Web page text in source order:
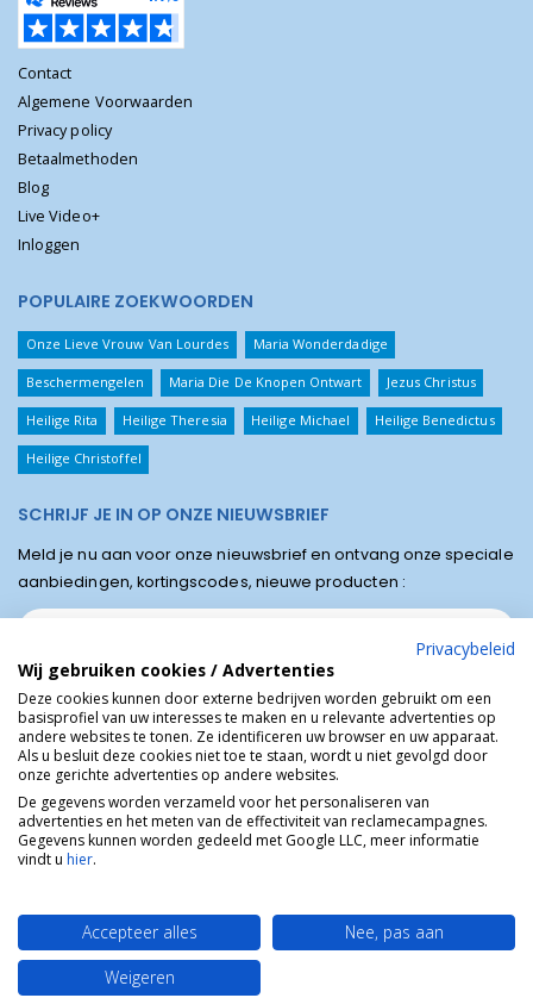
Contact
Algemene Voorwaarden
Privacy policy
Betaalmethoden
Blog
Live Video+
Inloggen
POPULAIRE ZOEKWOORDEN
Onze Lieve Vrouw Van Lourdes Maria Wonderdadige
Beschermengelen Maria Die De Knopen Ontwart Jezus Christus
Heilige Rita Heilige Theresia Heilige Michael Heilige Benedictus
Heilige Christoffel
SCHRIJF JE IN OP ONZE NIEUWSBRIEF
Meld je nu aan voor onze nieuwsbrief en ontvang onze speciale
aanbiedingen, kortingscodes, nieuwe producten :
Winkel van Lourdes © Religieuze online winkel van het bedevaartsoord
Lourdes in Frankrijk.
Privacybeleid
Wij gebruiken cookies / Advertenties
Deze cookies kunnen door externe bedrijven worden gebruikt om een
basisprofiel van uw interesses te maken en u relevante advertenties op
andere websites te tonen. Ze identificeren uw browser en uw apparaat.
Als u besluit deze cookies niet toe te staan, wordt u niet gevolgd door
onze gerichte advertenties op andere websites.
De gegevens worden verzameld voor het personaliseren van
advertenties en het meten van de effectiviteit van reclamecampagnes.
Gegevens kunnen worden gedeeld met Google LLC, meer informatie
vindt u hier.
Accepteer alles
Nee, pas aan
Weigeren